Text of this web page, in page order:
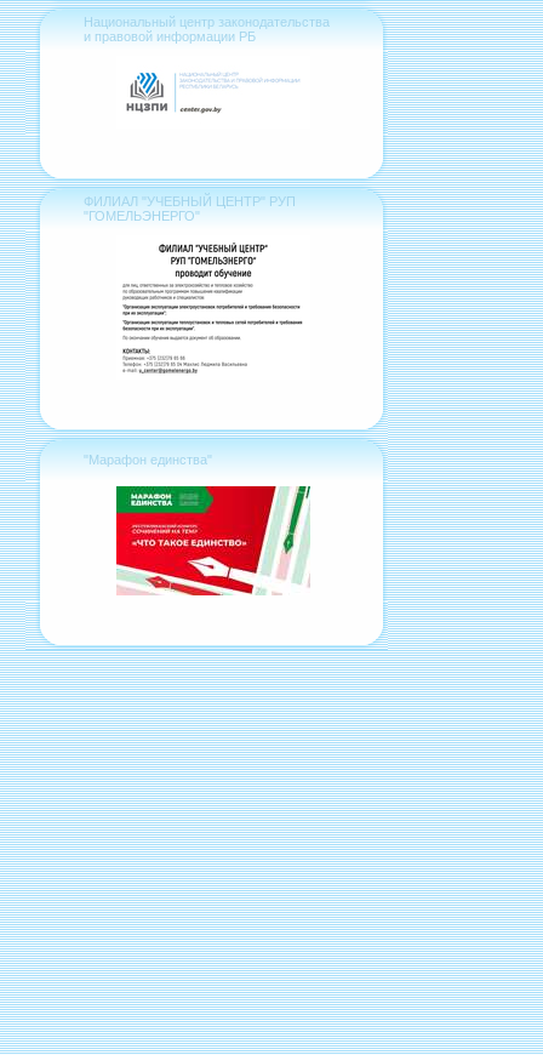
Национальный центр законодательства
и правовой информации РБ
ФИЛИАЛ "УЧЕБНЫЙ ЦЕНТР" РУП
"ГОМЕЛЬЭНЕРГО"
"Марафон единства"